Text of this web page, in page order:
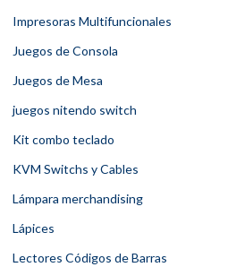
Impresoras Multifuncionales
Juegos de Consola
Juegos de Mesa
juegos nitendo switch
Kit combo teclado
KVM Switchs y Cables
Lámpara merchandising
Lápices
Lectores Códigos de Barras